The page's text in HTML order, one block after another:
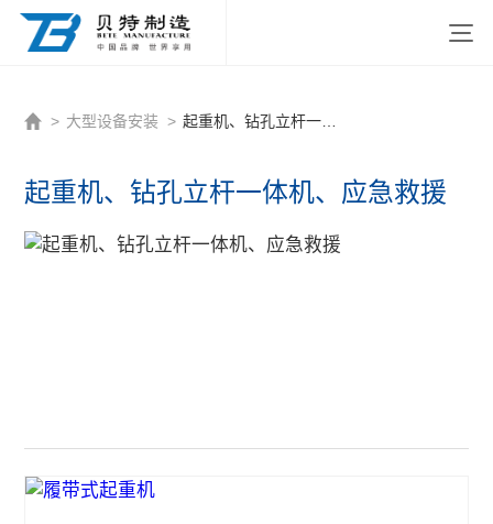
http://www.beitezhizao.com/index.php
> 大型设备安装 >
起重机、钻孔立杆一体机、应急救援